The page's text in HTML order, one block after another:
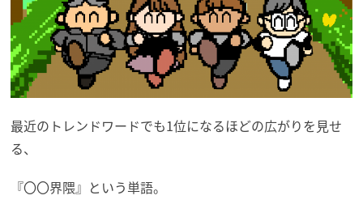
最近のトレンドワードでも1位になるほどの広がりを見せ
る、
『〇〇界隈』という単語。